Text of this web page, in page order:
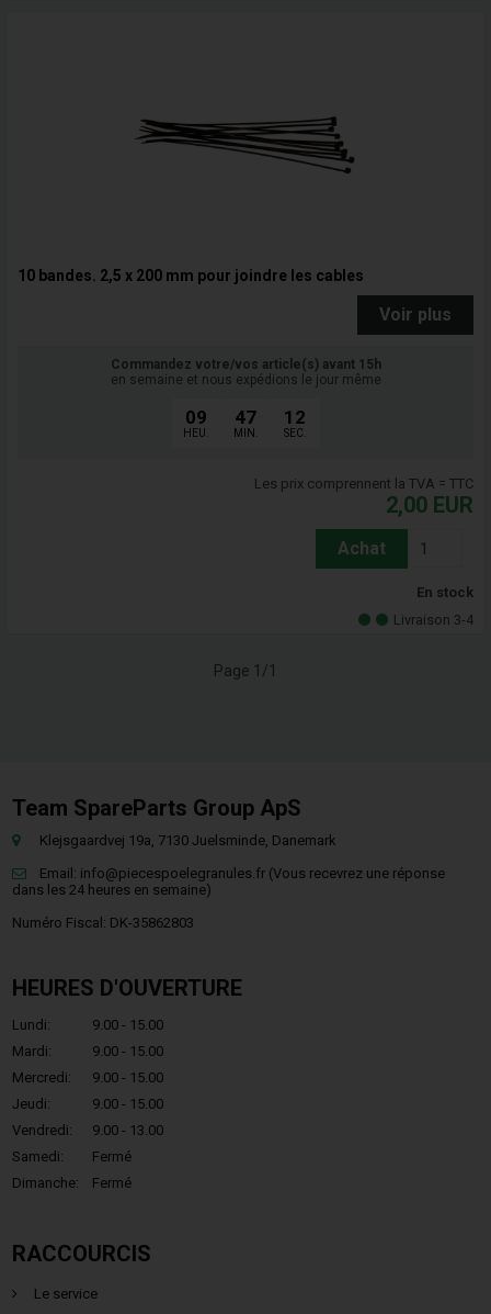
10 bandes. 2,5 x 200 mm pour joindre les cables
Voir plus
Commandez votre/vos article(s) avant 15h
en semaine et nous expédions le jour même
09
HEU.
47
MIN.
11
SEC.
Les prix comprennent la TVA = TTC
2,00 EUR
Achat
En stock
Livraison 3-4
Page 1/1
Team SpareParts Group ApS
Klejsgaardvej 19a, 7130 Juelsminde, Danemark
Email: info@piecespoelegranules.fr (Vous recevrez une réponse
dans les 24 heures en semaine)
Numéro Fiscal: DK-35862803
HEURES D'OUVERTURE
Lundi:
9.00 - 15.00
Mardi:
9.00 - 15.00
Mercredi:
9.00 - 15.00
Jeudi:
9.00 - 15.00
Vendredi:
9.00 - 13.00
Samedi:
Fermé
Dimanche:
Fermé
RACCOURCIS
Le service